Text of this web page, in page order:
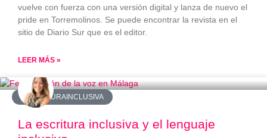
vuelve con fuerza con una versión digital y lanza de nuevo el
pride en Torremolinos. Se puede encontrar la revista en el
sitio de Diario Sur que es el editor.
LEER MÁS »
#ESCRITURAINCLUSIVA
La escritura inclusiva y el lenguaje